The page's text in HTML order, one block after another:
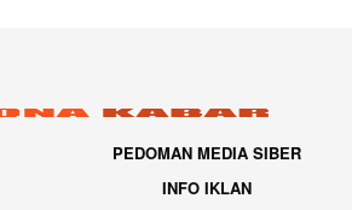
PEDOMAN MEDIA SIBER
INFO IKLAN